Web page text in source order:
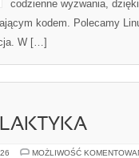
codzienne wyzwania,
kodem. Polecamy
W […]
MOŻLIWOŚĆ